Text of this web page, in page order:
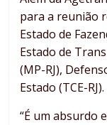
para a reunião
Estado de
Estado de
(MP-RJ),
Estado (TCE-RJ).
“É um absurdo